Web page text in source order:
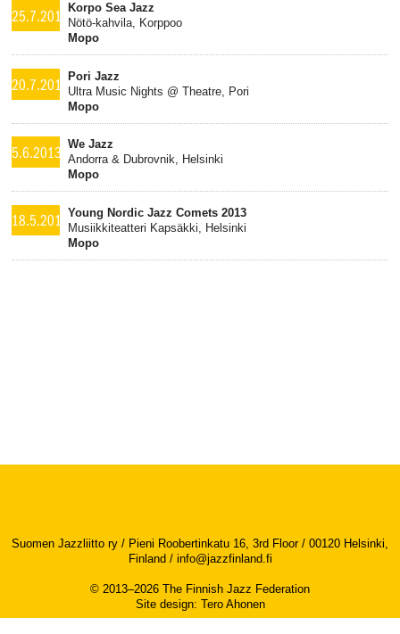
25.7.2013Korpo Sea Jazz
Nötö-kahvila, Korppoo
Mopo
20.7.2013Pori Jazz
Ultra Music Nights @ Theatre, Pori
Mopo
5.6.2013
We Jazz
Andorra & Dubrovnik, Helsinki
Mopo
18.5.2013
Young Nordic Jazz Comets 2013
Musiikkiteatteri Kapsäkki, Helsinki
Mopo
Suomen Jazzliitto ry / Pieni Roobertinkatu 16, 3rd Floor / 00120 Helsinki,
Finland / info@jazzfinland.fi
© 2013–2026 The Finnish Jazz Federation
Site design: Tero Ahonen